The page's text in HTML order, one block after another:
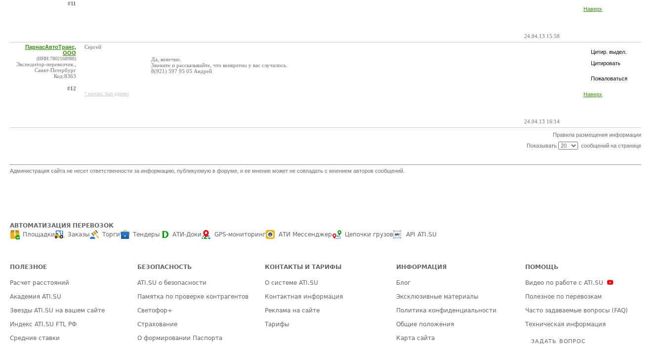
Наверх
#11
24.04.13 15:58
Цитир. выдел.
Цитировать
Пожаловаться
Наверх
ПарнасАвтоТранс,
ООО
(ИНН:7802168988)
Экспедитор-перевозчик ,
Санкт-Петербург
Код:8363
#12
Сергей
* контакт был удален
Да, конечно.
Звоните и рассказывайте, что конкретно у вас случилось.
8(921) 597 95 05 Андрей
24.04.13 16:14
Правила размещения информации
Показывать
сообщений на странице
Администрация сайта не несет ответственности за информацию, публикуемую в форуме, и ее мнение может не совпадать с мнением авторов сообщений.
АВТОМАТИЗАЦИЯ ПЕРЕВОЗОК
Площадки
Заказы Торги Тендеры АТИ-Доки GPS-мониторинг АТИ Мессенджер Цепочки грузов API ATI.SU
ПОЛЕЗНОЕ
Расчет расстояний
Академия ATI.SU
Звезды ATI.SU на вашем сайте
Индекс ATI.SU FTL РФ
Средние ставки
БЕЗОПАСНОСТЬ
ATI.SU о безопасности
Памятка по проверке контрагентов
Светофор+
Страхование
О формировании Паспорта
КОНТАКТЫ И ТАРИФЫ
О системе ATI.SU
Контактная информация
Реклама на сайте
Тарифы
ИНФОРМАЦИЯ
Блог
Эксклюзивные материалы
Политика конфиденциальности
Общие положения
Карта сайта
ПОМОЩЬ
Видео по работе с ATI.SU
Полезное по перевозкам
Часто задаваемые вопросы (FAQ)
Техническая информация
ЗАДАТЬ ВОПРОС